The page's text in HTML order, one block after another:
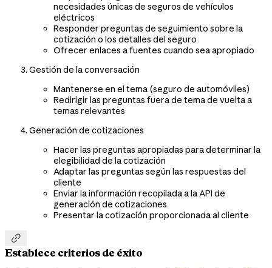
necesidades únicas de seguros de vehículos
eléctricos
Responder preguntas de seguimiento sobre la
cotización o los detalles del seguro
Ofrecer enlaces a fuentes cuando sea apropiado
Gestión de la conversación
Mantenerse en el tema (seguro de automóviles)
Redirigir las preguntas fuera de tema de vuelta a
temas relevantes
Generación de cotizaciones
Hacer las preguntas apropiadas para determinar la
elegibilidad de la cotización
Adaptar las preguntas según las respuestas del
cliente
Enviar la información recopilada a la API de
generación de cotizaciones
Presentar la cotización proporcionada al cliente

Establece criterios de éxito